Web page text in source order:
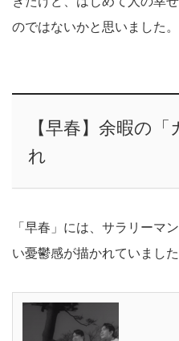
のではないかと思いました。
【早春】余暇の
れ
「早春」には、サラリーマ
い憂鬱感が描かれていました